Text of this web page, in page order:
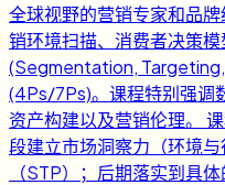
全球视野的营销专家和品
销环境扫描、消费者决策
(Segmentation,
(4Ps/7Ps)。课程特别强调
资产构建以及营销伦理。
段建立市场洞察力（环境
（STP）；后期落实到具